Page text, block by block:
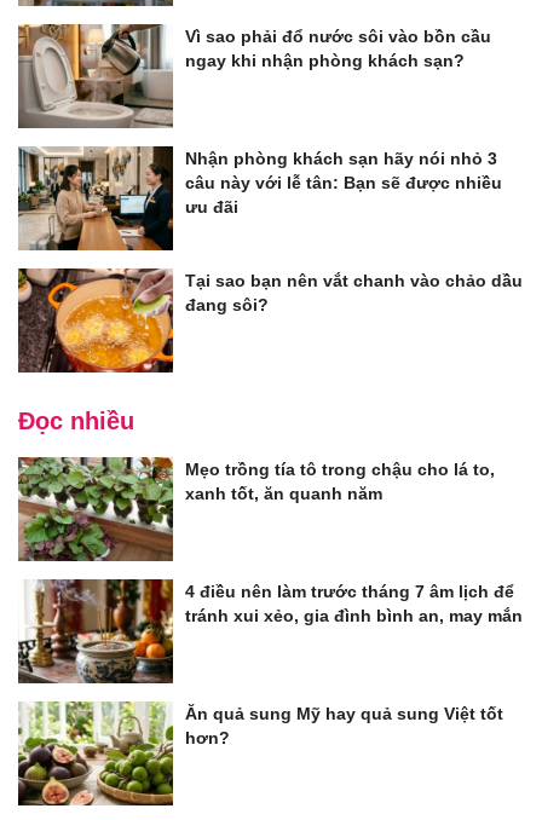
Vì sao phải đổ nước sôi vào bồn cầu
ngay khi nhận phòng khách sạn?
Nhận phòng khách sạn hãy nói nhỏ 3
câu này với lễ tân: Bạn sẽ được nhiều
ưu đãi
Tại sao bạn nên vắt chanh vào chảo dầu
đang sôi?
Đọc nhiều
Mẹo trồng tía tô trong chậu cho lá to,
xanh tốt, ăn quanh năm
4 điều nên làm trước tháng 7 âm lịch để
tránh xui xẻo, gia đình bình an, may mắn
Ăn quả sung Mỹ hay quả sung Việt tốt
hơn?